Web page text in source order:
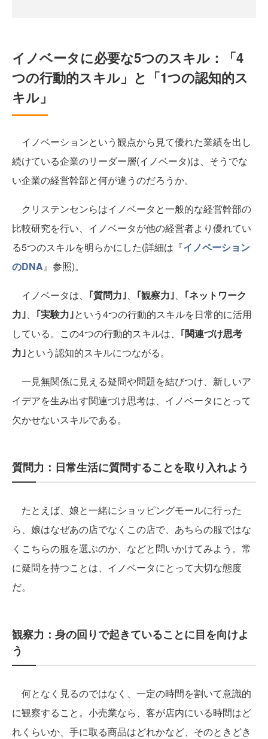
イノベータに必要な5つのスキル：「4
つの行動的スキル」と「1つの認知的ス
キル」
イノベーションという観点から見て優れた業績を出し
続けている企業のリーダー層(イノベータ)は、そうでな
い企業の経営幹部と何が違うのだろうか。
クリステンセンらはイノベータと一般的な経営幹部の
比較研究を行い、イノベータが他の経営者より優れてい
る5つのスキルを明らかにした(詳細は『イノベーション
のDNA』参照)。
イノベータは、 ｢質問力｣、 ｢観察力｣、 ｢ネットワーク
力｣、 ｢実験力｣という4つの行動的スキルを日常的に活用
している。この4つの行動的スキルは、 ｢関連づけ思考
力｣という認知的スキルにつながる。
一見無関係に見える疑問や問題を結びつけ、新しいア
イデアを生み出す関連づけ思考は、イノベータにとって
欠かせないスキルである。
質問力：日常生活に質問することを取り入れよう
たとえば、娘と一緒にショッピングモールに行った
ら、娘はなぜあの店でなくこの店で、あちらの服ではな
くこちらの服を選ぶのか、などと問いかけてみよう。常
に疑問を持つことは、イノベータにとって大切な態度
だ。
観察力：身の回りで起きていることに目を向けよ
う
何となく見るのではなく、一定の時間を割いて意識的
に観察すること。小売業なら、客が店内にいる時間はど
れくらいか、手に取る商品はどれかなど、そのときどき